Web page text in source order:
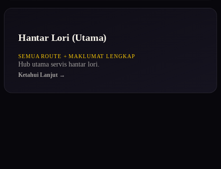
Hantar Lori (Utama)
SEMUA ROUTE + MAKLUMAT LENGKAP
Hub utama servis hantar lori.
Ketahui Lanjut →